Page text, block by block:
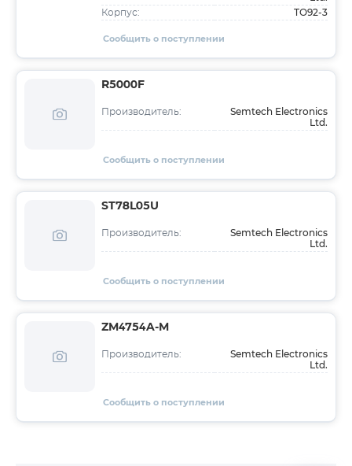
Корпус: TO92-3
Сообщить о поступлении
R5000F
Производитель:
Semtech Electronics
Ltd.
Сообщить о поступлении
ST78L05U
Производитель:
Semtech Electronics
Ltd.
Сообщить о поступлении
ZM4754A-M
Производитель:
Semtech Electronics
Ltd.
Сообщить о поступлении